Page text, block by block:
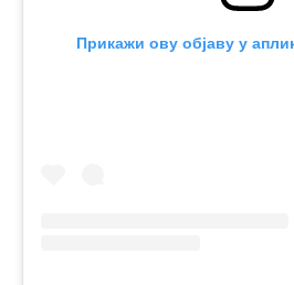
Прикажи ову објаву у